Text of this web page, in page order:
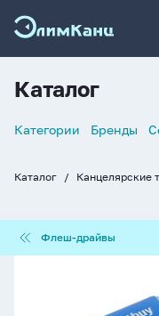
Каталог
Список
Категории Бренды
Каталог Канцелярские
драйвыФлеш-драйвы